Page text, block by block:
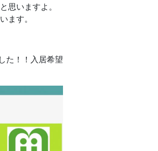
思いますよ。
ます。
た！！入居希望